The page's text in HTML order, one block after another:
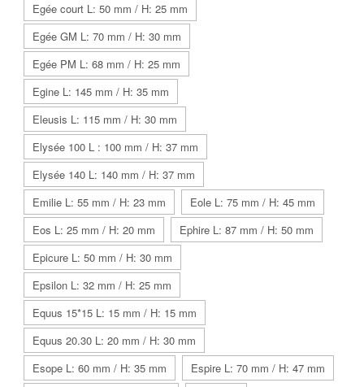
Egée court L: 50 mm / H: 25 mm
Egée GM L: 70 mm / H: 30 mm
Egée PM L: 68 mm / H: 25 mm
Egine L: 145 mm / H: 35 mm
Eleusis L: 115 mm / H: 30 mm
Elysée 100 L : 100 mm / H: 37 mm
Elysée 140 L: 140 mm / H: 37 mm
Emilie L: 55 mm / H: 23 mm
Eole L: 75 mm / H: 45 mm
Eos L: 25 mm / H: 20 mm
Ephire L: 87 mm / H: 50 mm
Epicure L: 50 mm / H: 30 mm
Epsilon L: 32 mm / H: 25 mm
Equus 15*15 L: 15 mm / H: 15 mm
Equus 20.30 L: 20 mm / H: 30 mm
Esope L: 60 mm / H: 35 mm
Espire L: 70 mm / H: 47 mm